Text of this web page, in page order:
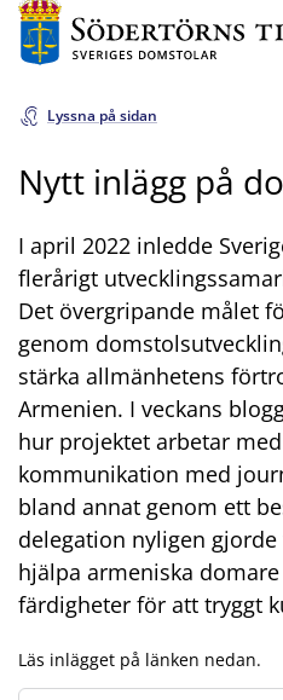
Lyssna på sidan
Nytt inlägg på
I april 2022 inledde
flerårigt
Det övergripande målet
genom
stärka allmänhetens
Armenien. I veckans
hur projektet arbetar
kommunikation med
bland annat genom ett
delegation nyligen
hjälpa armeniska
färdigheter för att tryggt
Läs inlägget på länken nedan.